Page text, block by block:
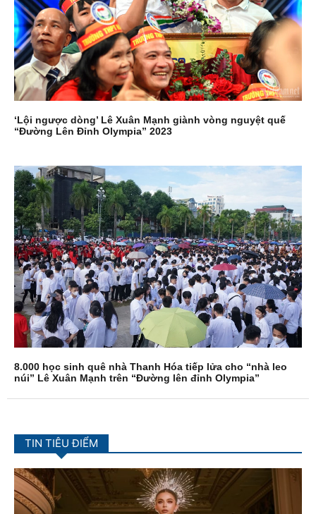
‘Lội ngược dòng’ Lê Xuân Mạnh giành vòng nguyệt quế
“Đường Lên Đỉnh Olympia” 2023
8.000 học sinh quê nhà Thanh Hóa tiếp lửa cho “nhà leo
núi” Lê Xuân Mạnh trên “Đường lên đỉnh Olympia”
TIN TIÊU ĐIỂM